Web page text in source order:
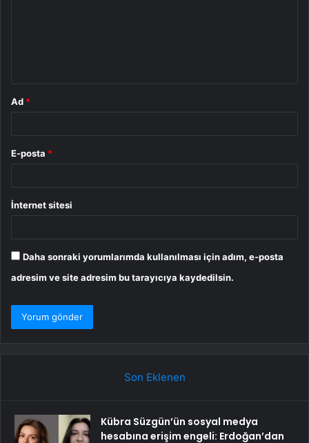
Ad *
E-posta *
İnternet sitesi
Daha sonraki yorumlarımda kullanılması için adım, e-posta
adresim ve site adresim bu tarayıcıya kaydedilsin.
Son Eklenen
Kübra Süzgün’ün sosyal medya
hesabına erişim engeli: Erdoğan’dan